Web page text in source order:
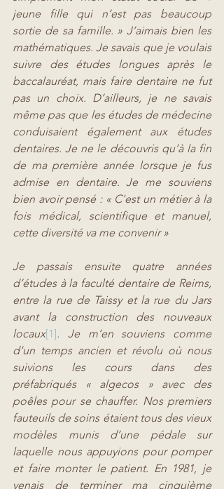
jeune fille qui n’est pas beaucoup
sortie de sa famille. » J’aimais bien les
mathématiques. Je savais que je voulais
suivre des études longues après le
baccalauréat, mais faire dentaire ne fut
pas un choix. D’ailleurs, je ne savais
même pas que les études de médecine
conduisaient également aux études
dentaires. Je ne le découvris qu’à la fin
de ma première année lorsque je fus
admise en dentaire. Je me souviens
bien avoir pensé : « C'est un métier à la
fois médical, scientifique et manuel,
cette diversité va me convenir »
Je passais ensuite quatre années
d’études à la faculté dentaire de Reims,
entre la rue de Taissy et la rue du Jars
avant la construction des nouveaux
locaux[1]. Je m’en souviens comme
d’un temps ancien et révolu où nous
suivions les cours dans des
préfabriqués « algecos » avec des
poêles pour se chauffer. Nos premiers
fauteuils de soins étaient tous des vieux
modèles munis d’une pédale sur
laquelle nous appuyions pour pomper
et faire monter le patient. En 1981, je
venais de terminer ma cinquième